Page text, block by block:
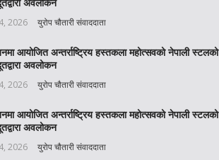
2026 युरोप चौतारी संवाददाता
आयोजित अन्तर्राष्ट्रिय हस्तकला महोत्सवको नेपाली स्टलको
अवलोकन
2026 युरोप चौतारी संवाददाता
आयोजित अन्तर्राष्ट्रिय हस्तकला महोत्सवको नेपाली स्टलको
अवलोकन
2026 युरोप चौतारी संवाददाता